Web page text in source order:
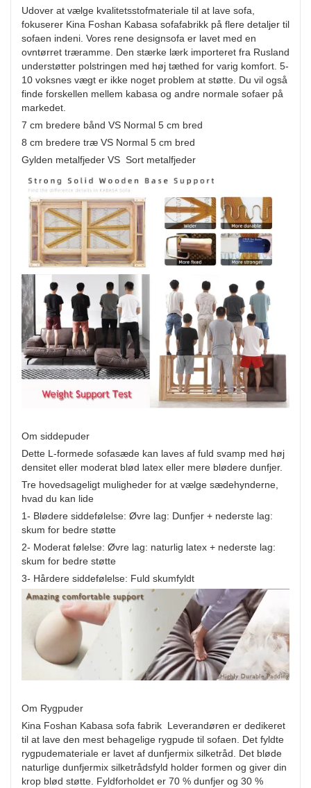
Udover at vælge kvalitetsstofmateriale til at lave sofa,
fokuserer Kina Foshan Kabasa sofafabrikk på flere detaljer til
sofaen indeni. Vores rene designsofa er lavet med en
ovntørret træramme. Den stærke lærk importeret fra Rusland
understøtter polstringen med høj tæthed for varig komfort. 5-
10 voksnes vægt er ikke noget problem at støtte. Du vil også
finde forskellen mellem kabasa og andre normale sofaer på
markedet.
7 cm bredere bånd VS Normal 5 cm bred
8 cm bredere træ VS Normal 5 cm bred
Gylden metalfjeder VS Sort metalfjeder
Om siddepuder
Dette L-formede sofasæde kan laves af fuld svamp med høj
densitet eller moderat blød latex eller mere blødere dunfjer.
Tre hovedsageligt muligheder for at vælge sædehynderne,
hvad du kan lide
1- Blødere siddefølelse: Øvre lag: Dunfjer + nederste lag:
skum for bedre støtte
2- Moderat følelse: Øvre lag: naturlig latex + nederste lag:
skum for bedre støtte
3- Hårdere siddefølelse: Fuld skumfyldt
Om Rygpuder
Kina Foshan Kabasa sofa fabrik Leverandøren er dedikeret
til at lave den mest behagelige rygpude til sofaen. Det fyldte
rygpudemateriale er lavet af dunfjermix silketråd. Det bløde
naturlige dunfjermix silketrådsfyld holder formen og giver din
krop blød støtte. Fyldforholdet er 70 % dunfjer og 30 %